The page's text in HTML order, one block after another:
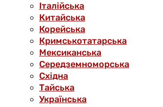
Італійська
Китайська
Корейська
Кримськотатарська
Мексиканська
Середземноморська
Східна
Тайська
Українська